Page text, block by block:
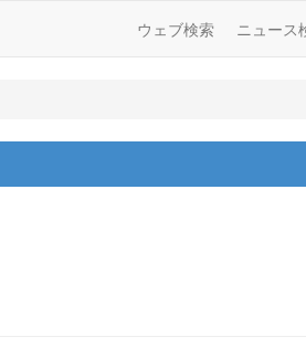
ウェブ検索 ニュース